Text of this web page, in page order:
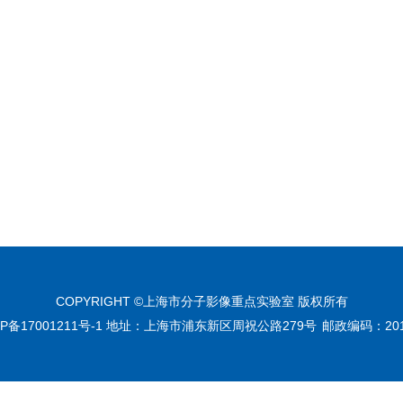
COPYRIGHT ©上海市分子影像重点实验室 版权所有
备17001211号-1 地址：上海市浦东新区周祝公路279号 邮政编码：